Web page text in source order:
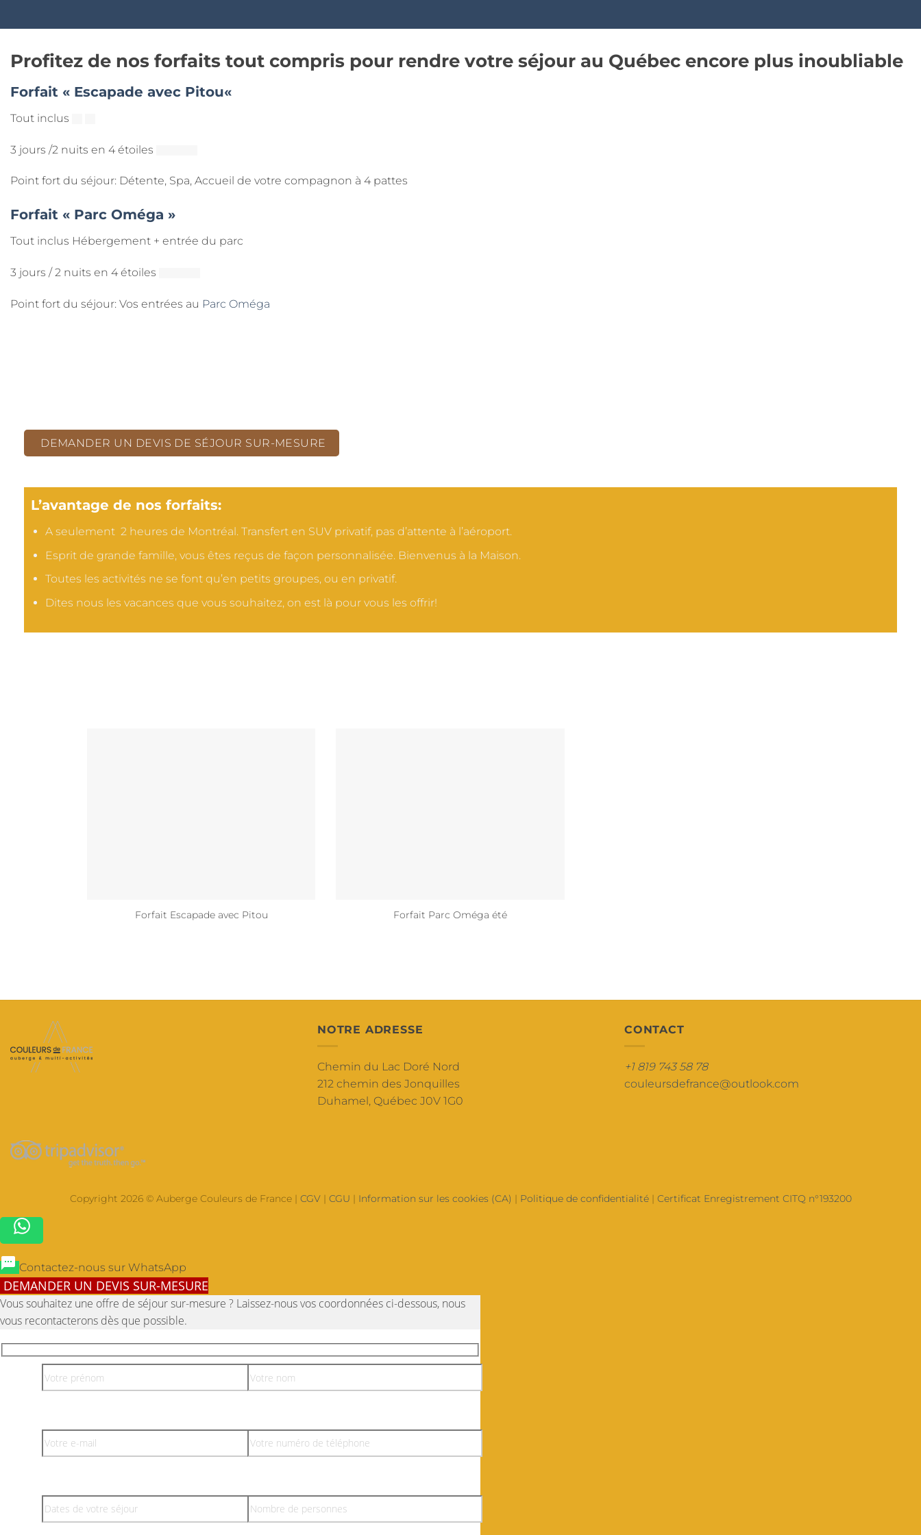
Profitez de nos forfaits tout compris pour rendre votre séjour au Québec encore plus inoubliable
Forfait « Escapade avec Pitou«
Tout inclus
3 jours /2 nuits en 4 étoiles
Point fort du séjour: Détente, Spa, Accueil de votre compagnon à 4 pattes
Forfait « Parc Oméga »
Tout inclus Hébergement + entrée du parc
3 jours / 2 nuits en 4 étoiles
Point fort du séjour: Vos entrées au Parc Oméga
DEMANDER UN DEVIS DE SÉJOUR SUR-MESURE
L’avantage de nos forfaits:
A seulement 2 heures de Montréal. Transfert en SUV privatif, pas d’attente à l’aéroport.
Esprit de grande famille, vous êtes reçus de façon personnalisée. Bienvenus à la Maison.
Toutes les activités ne se font qu’en petits groupes, ou en privatif.
Dites nous les vacances que vous souhaitez, on est là pour vous les offrir!
Forfait Escapade avec Pitou Forfait Parc Oméga été
NOTRE ADRESSE
Chemin du Lac Doré Nord
212 chemin des Jonquilles
Duhamel, Québec J0V 1G0
CONTACT
+1 819 743 58 78
couleursdefrance@outlook.com
Copyright 2026 © Auberge Couleurs de France | CGV| CGU | Information sur les cookies (CA) | Politique de confidentialité| Certificat Enregistrement CITQ n°193200
Contactez-nous sur WhatsApp
DEMANDER UN DEVIS SUR-MESURE
Vous souhaitez une offre de séjour sur-mesure ? Laissez-nous vos coordonnées ci-dessous, nous
vous recontacterons dès que possible.